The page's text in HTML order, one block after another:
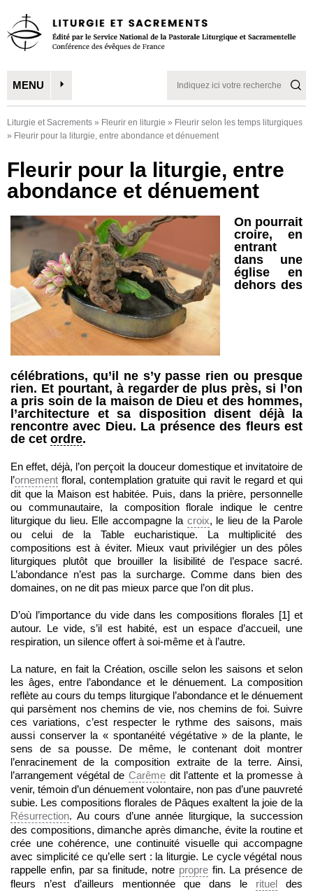
MENU
Liturgie et Sacrements » Fleurir en liturgie » Fleurir selon les temps liturgiques
» Fleurir pour la liturgie, entre abondance et dénuement
Fleurir pour la liturgie, entre
abondance et dénuement
On pourrait
croire, en
entrant
dans une
église en
dehors des
célébrations, qu’il ne s’y passe rien ou presque
rien. Et pourtant, à regarder de plus près, si l’on
a pris soin de la maison de Dieu et des hommes,
l’architecture et sa disposition disent déjà la
rencontre avec Dieu. La présence des fleurs est
de cet ordre.
En effet, déjà, l’on perçoit la douceur domestique et invitatoire de
l’ornement floral, contemplation gratuite qui ravit le regard et qui
dit que la Maison est habitée. Puis, dans la prière, personnelle
ou communautaire, la composition florale indique le centre
liturgique du lieu. Elle accompagne la croix, le lieu de la Parole
ou celui de la Table eucharistique. La multiplicité des
compositions est à éviter. Mieux vaut privilégier un des pôles
liturgiques plutôt que brouiller la lisibilité de l’espace sacré.
L’abondance n’est pas la surcharge. Comme dans bien des
domaines, on ne dit pas mieux parce que l’on dit plus.
D’où l’importance du vide dans les compositions florales [1] et
autour. Le vide, s’il est habité, est un espace d’accueil, une
respiration, un silence offert à soi-même et à l’autre.
La nature, en fait la Création, oscille selon les saisons et selon
les âges, entre l’abondance et le dénuement. La composition
reflète au cours du temps liturgique l’abondance et le dénuement
qui parsèment nos chemins de vie, nos chemins de foi. Suivre
ces variations, c’est respecter le rythme des saisons, mais
aussi conserver la « spontanéité végétative » de la plante, le
sens de sa pousse. De même, le contenant doit montrer
l’enracinement de la composition extraite de la terre. Ainsi,
l’arrangement végétal de Carême dit l’attente et la promesse à
venir, témoin d’un dénuement volontaire, non pas d’une pauvreté
subie. Les compositions florales de Pâques exaltent la joie de la
Résurrection. Au cours d’une année liturgique, la succession
des compositions, dimanche après dimanche, évite la routine et
crée une cohérence, une continuité visuelle qui accompagne
avec simplicité ce qu’elle sert : la liturgie. Le cycle végétal nous
rappelle enfin, par sa finitude, notre proprefin. La présence de
fleurs n’est d’ailleurs mentionnée que dans le rituel des